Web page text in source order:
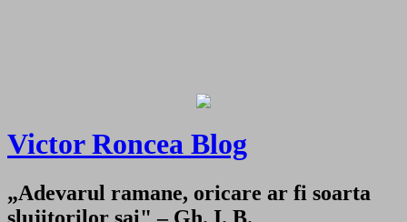
Victor Roncea Blog
„Adevarul ramane, oricare ar fi soarta